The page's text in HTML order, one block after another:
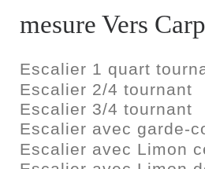
mesure Vers
Escalier 1 quart
Escalier 2/4 tournant
Escalier 3/4 tournant
Escalier avec garde-
Escalier avec Limon